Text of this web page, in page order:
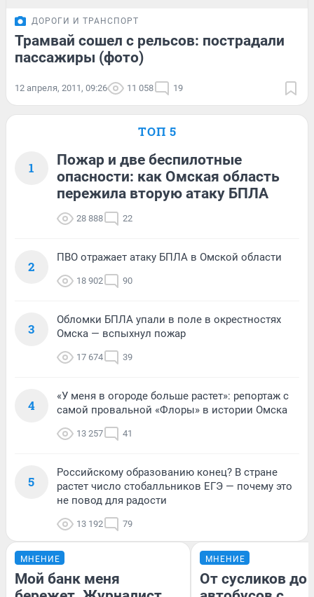
ДОРОГИ И ТРАНСПОРТ
Трамвай сошел с рельсов: пострадали
пассажиры (фото)
12 апреля, 2011, 09:26 11 058 19
ТОП 5
1
Пожар и две беспилотные
опасности: как Омская область
пережила вторую атаку БПЛА
28 888 22
2
ПВО отражает атаку БПЛА в Омской области
18 902 90
3
Обломки БПЛА упали в поле в окрестностях
Омска — вспыхнул пожар
17 674 39
4
«У меня в огороде больше растет»: репортаж с
самой провальной «Флоры» в истории Омска
13 257 41
5
Российскому образованию конец? В стране
растет число стобалльников ЕГЭ — почему это
не повод для радости
13 192 79
МНЕНИЕ
Мой банк меня
МНЕНИЕ
От сусликов до